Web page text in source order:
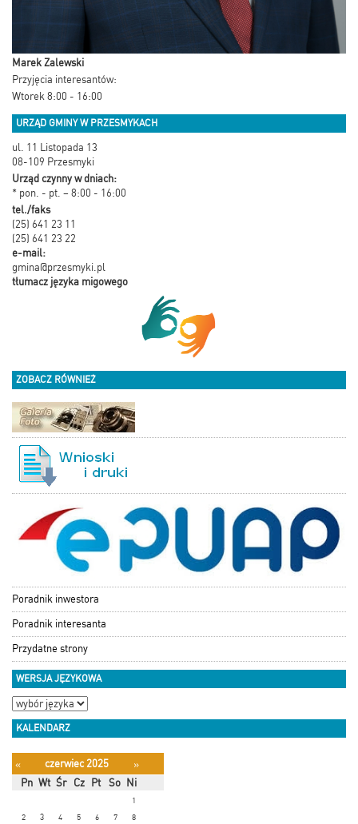
Marek Zalewski
Przyjęcia interesantów:
Wtorek 8:00 - 16:00
URZĄD GMINY W PRZESMYKACH
ul. 11 Listopada 13
08-109 Przesmyki
Urząd czynny w dniach:
* pon. - pt. – 8:00 - 16:00
tel./faks
(25) 641 23 11
(25) 641 23 22
e-mail:
gmina@przesmyki.pl
tłumacz języka migowego
ZOBACZ RÓWNIEŻ
Poradnik inwestora
Poradnik interesanta
Przydatne strony
WERSJA JĘZYKOWA
KALENDARZ
« czerwiec 2025
»
Pn Wt Śr Cz Pt So Ni
1
2
3 4 5 6 7 8